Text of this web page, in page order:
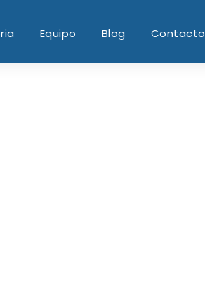
Equipo Blog Contacto